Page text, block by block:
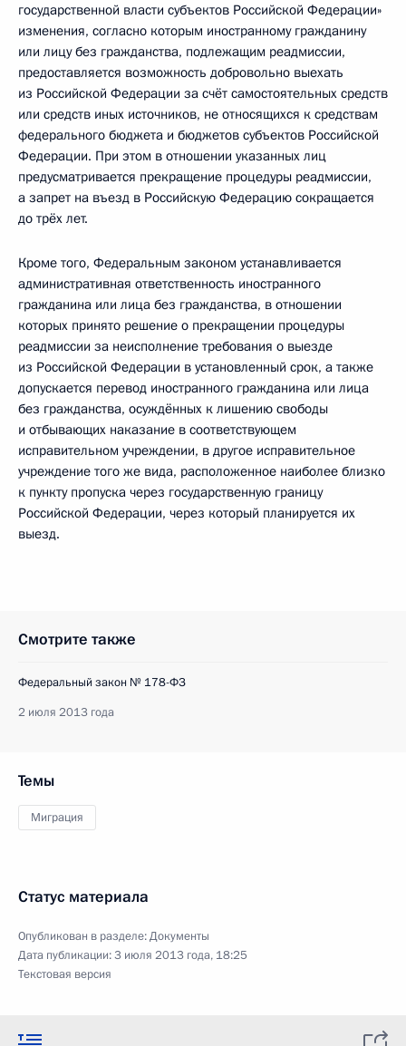
государственной власти субъектов Российской Федерации»
изменения, согласно которым иностранному гражданину
или лицу без гражданства, подлежащим реадмиссии,
предоставляется возможность добровольно выехать
из Российской Федерации за счёт самостоятельных средств
или средств иных источников, не относящихся к средствам
федерального бюджета и бюджетов субъектов Российской
Федерации. При этом в отношении указанных лиц
предусматривается прекращение процедуры реадмиссии,
а запрет на въезд в Российскую Федерацию сокращается
до трёх лет.
Кроме того, Федеральным законом устанавливается
административная ответственность иностранного
гражданина или лица без гражданства, в отношении
которых принято решение о прекращении процедуры
реадмиссии за неисполнение требования о выезде
из Российской Федерации в установленный срок, а также
допускается перевод иностранного гражданина или лица
без гражданства, осуждённых к лишению свободы
и отбывающих наказание в соответствующем
исправительном учреждении, в другое исправительное
учреждение того же вида, расположенное наиболее близко
к пункту пропуска через государственную границу
Российской Федерации, через который планируется их
выезд.
Смотрите также
Федеральный закон № 178-ФЗ
2 июля 2013 года
Темы
Миграция
Статус материала
Опубликован в разделе:Документы
Дата публикации:3 июля 2013 года, 18:25
Текстовая версия